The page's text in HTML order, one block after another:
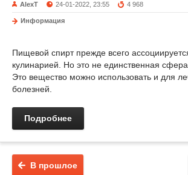
AlexT 24-01-2022, 23:55 4 968
Информация
Пищевой спирт прежде всего
кулинарией. Но это не единственная
Это вещество можно использовать и для
болезней.
Подробнее
В прошлое